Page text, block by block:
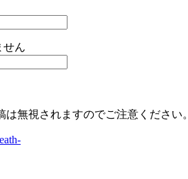
せん
は無視されますのでご注意ください